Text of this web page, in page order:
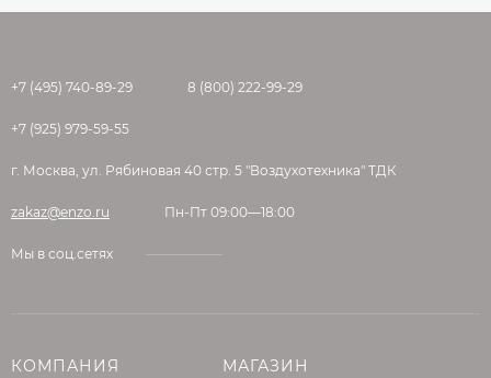
Условия хранения и транспортировки
закрытой таре, при температуре от +5 до +35
оттаивания или однократное нециклическое
замораживание на срок до 30 суток.
+7 (495) 740-89-29 8 (800) 222-99-29
+7 (925) 979-59-55
г. Москва, ул. Рябиновая 40 стр. 5 "Воздухотехника" ТДК
zakaz@enzo.ru Пн-Пт 09:00—18:00
Мы в соц.сетях
КОМПАНИЯ МАГАЗИН